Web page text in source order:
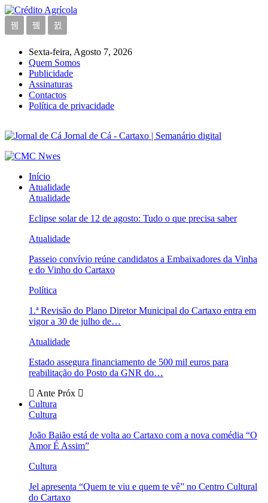
Sexta-feira, Agosto 7, 2026
Quem Somos
Publicidade
Assinaturas
Contactos
Política de privacidade
Jornal de Cá - Cartaxo | Semanário digital
Início
Atualidade
Atualidade
Eclipse solar de 12 de agosto: Tudo o que precisa saber
Atualidade
Passeio convívio reúne candidatos a Embaixadores da Vinha
e do Vinho do Cartaxo
Política
1.ª Revisão do Plano Diretor Municipal do Cartaxo entra em
vigor a 30 de julho de…
Atualidade
Estado assegura financiamento de 500 mil euros para
reabilitação do Posto da GNR do…
Ante Próx
Cultura
Cultura
João Baião está de volta ao Cartaxo com a nova comédia “O
Amor É Assim”
Cultura
Jel apresenta “Quem te viu e quem te vê” no Centro Cultural
do Cartaxo